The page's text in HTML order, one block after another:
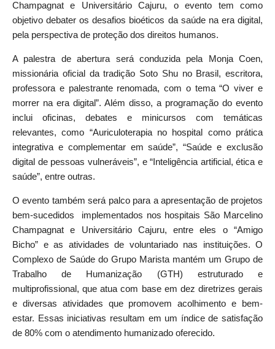
Champagnat e Universitário Cajuru, o evento tem como
objetivo debater os desafios bioéticos da saúde na era digital,
pela perspectiva de proteção dos direitos humanos.
A palestra de abertura será conduzida pela Monja Coen,
missionária oficial da tradição Soto Shu no Brasil, escritora,
professora e palestrante renomada, com o tema “O viver e
morrer na era digital”. Além disso, a programação do evento
inclui oficinas, debates e minicursos com temáticas
relevantes, como “Auriculoterapia no hospital como prática
integrativa e complementar em saúde”, “Saúde e exclusão
digital de pessoas vulneráveis”, e “Inteligência artificial, ética e
saúde”, entre outras.
O evento também será palco para a apresentação de projetos
bem-sucedidos implementados nos hospitais São Marcelino
Champagnat e Universitário Cajuru, entre eles o “Amigo
Bicho” e as atividades de voluntariado nas instituições. O
Complexo de Saúde do Grupo Marista mantém um Grupo de
Trabalho de Humanização (GTH) estruturado e
multiprofissional, que atua com base em dez diretrizes gerais
e diversas atividades que promovem acolhimento e bem-
estar. Essas iniciativas resultam em um índice de satisfação
de 80% com o atendimento humanizado oferecido.